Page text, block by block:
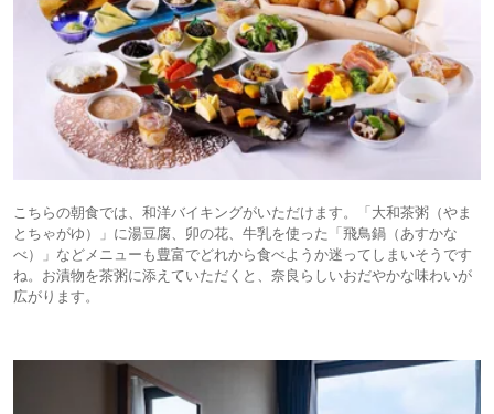
こちらの朝食では、和洋バイキングがいただけます。「大和茶粥（やま
とちゃがゆ）」に湯豆腐、卯の花、牛乳を使った「飛鳥鍋（あすかな
べ）」などメニューも豊富でどれから食べようか迷ってしまいそうです
ね。お漬物を茶粥に添えていただくと、奈良らしいおだやかな味わいが
広がります。